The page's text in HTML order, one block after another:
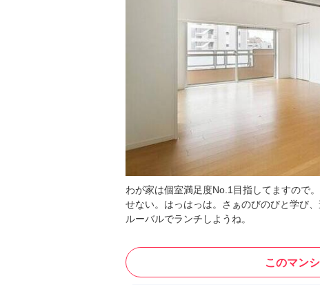
わが家は個室満足度No.1目指してますので
せない。はっはっは。さぁのびのびと学び
ルーバルでランチしようね。
このマン